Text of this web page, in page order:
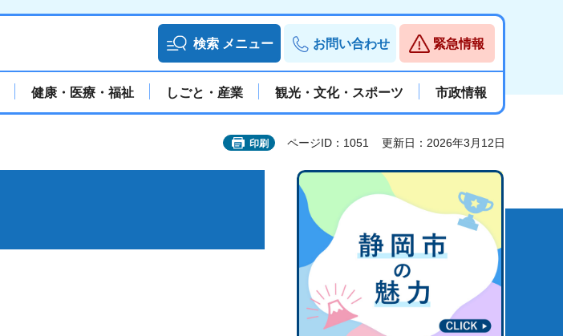
検索 メニュー お問い合わせ 緊急情報
健康・医療・福祉 しごと・産業 観光・文化・スポーツ 市政情報
印刷 ページID：1051 更新日：2026年3月12日